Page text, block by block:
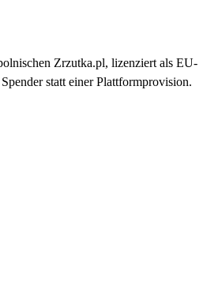
Zrzutka.pl, lizenziert als EU-
statt einer Plattformprovision.